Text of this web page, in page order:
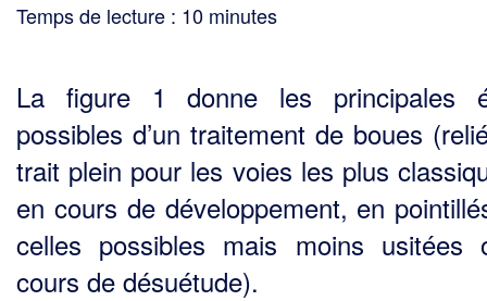
Temps de lecture : 10 minutes
La figure 1 donne les principales
possibles d’un traitement de boues
trait plein pour les voies les plus
en cours de développement, en
celles possibles mais moins usi­tées
cours de désuétude).